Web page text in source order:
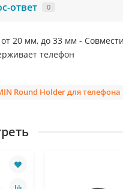
ответ 0
20 мм, до 33 мм -
телефон
Round Holder для